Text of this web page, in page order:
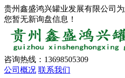
贵州鑫盛鸿兴罐业发展有限公司
您暂无新询盘信息！
咨询热线： 13698505309
公司概况 联系我们